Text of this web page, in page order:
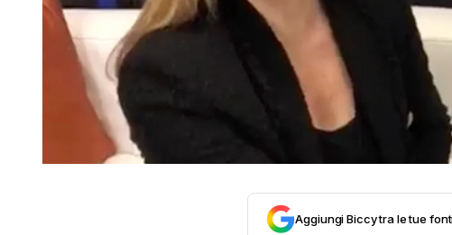
Aggiungi Biccy tra le tue